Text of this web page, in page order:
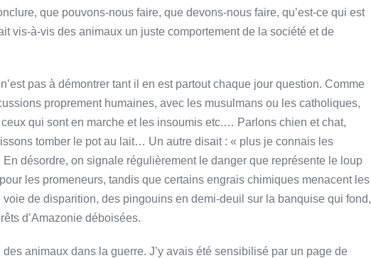
que pouvons-nous faire, que devons-nous faire, qu’est-ce qui est
vis-à-vis des animaux un juste comportement de la société et de
pas à démontrer tant il en est partout chaque jour question. Comme
proprement humaines, avec les musulmans ou les catholiques,
qui sont en marche et les insoumis etc.… Parlons chien et chat,
tomber le pot au lait… Un autre disait : « plus je connais les
En désordre, on signale régulièrement le danger que représente le loup
les promeneurs, tandis que certains engrais chimiques menacent les
de disparition, des pingouins en demi-deuil sur la banquise qui fond,
d’Amazonie déboisées.
des animaux dans la guerre. J’y avais été sensibilisé par un page de